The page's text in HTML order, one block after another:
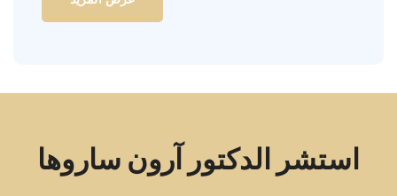
استشر الدكتور آرون ساروها